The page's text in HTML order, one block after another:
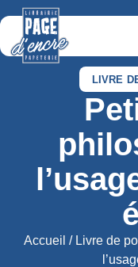
LIVRE
Accueil / Livre de